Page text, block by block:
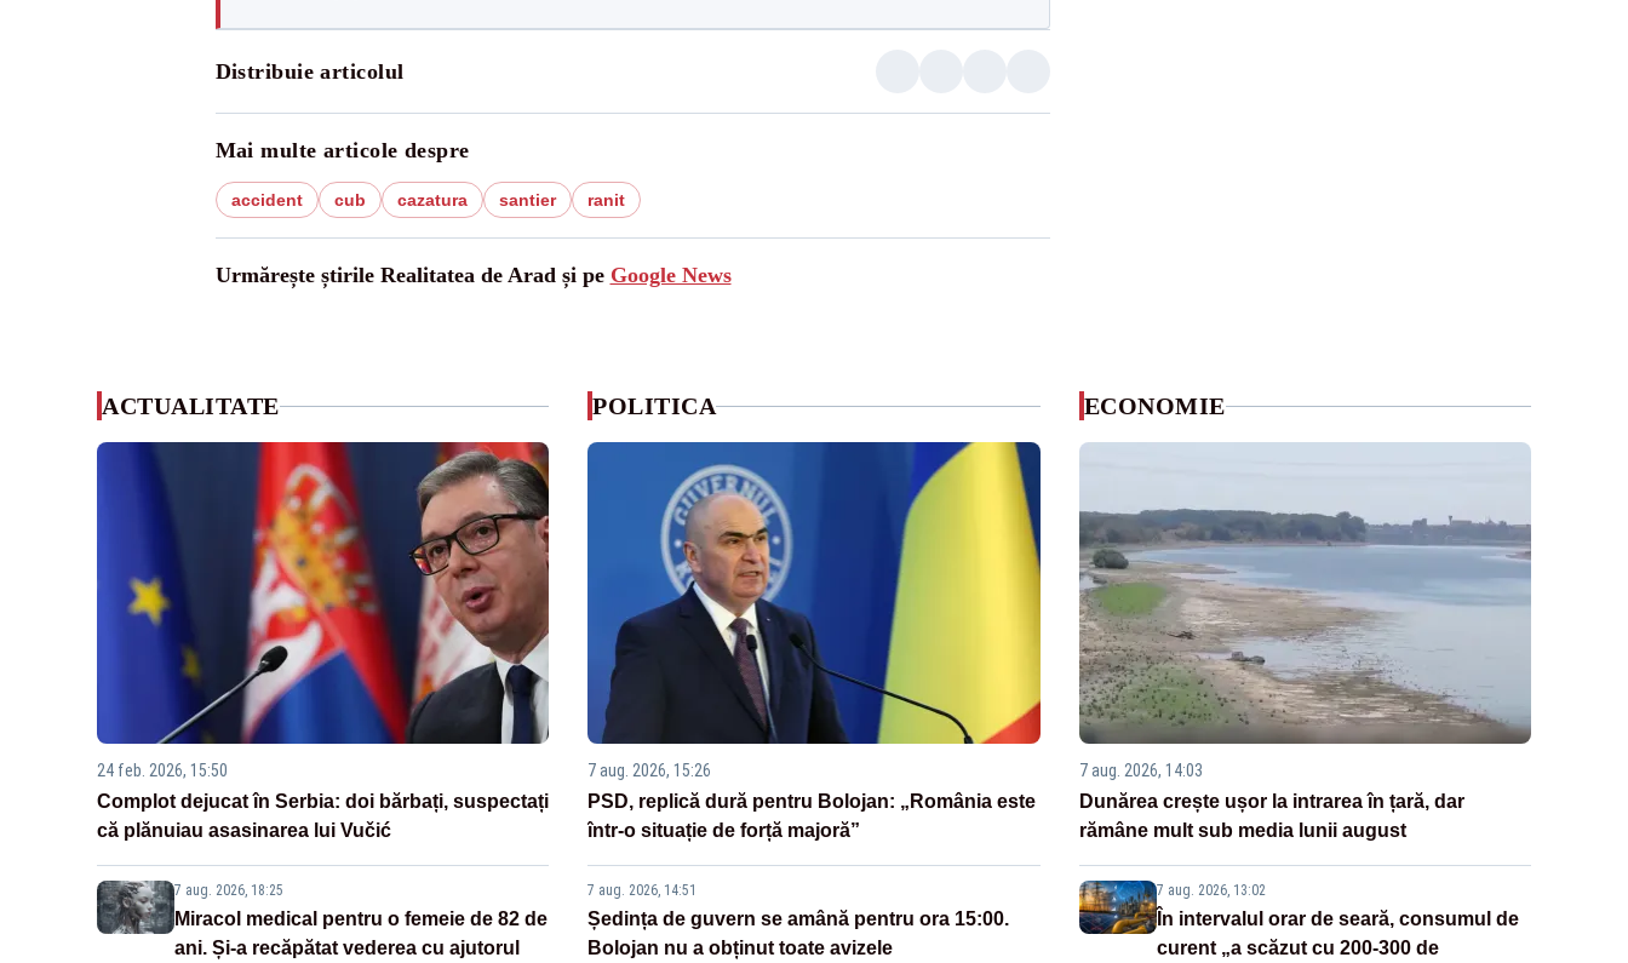
Distribuie articolul
Mai multe articole despre
accident cub cazatura santier ranit
Urmărește știrile Realitatea de Arad și pe Google News
ACTUALITATE
24 feb. 2026, 15:50
Complot dejucat în Serbia: doi bărbați, suspectați
că plănuiau asasinarea lui Vučić
7 aug. 2026, 18:25
Miracol medical pentru o femeie de 82 de
ani. Și-a recăpătat vederea cu ajutorul
POLITICA
7 aug. 2026, 15:26
PSD, replică dură pentru Bolojan: „România este
într-o situație de forță majoră”
7 aug. 2026, 14:51
Ședința de guvern se amână pentru ora 15:00.
Bolojan nu a obținut toate avizele
ECONOMIE
7 aug. 2026, 14:03
Dunărea crește ușor la intrarea în țară, dar
rămâne mult sub media lunii august
7 aug. 2026, 13:02
În intervalul orar de seară, consumul de
curent „a scăzut cu 200-300 de